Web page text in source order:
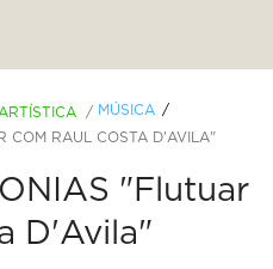
/ MÚSICA
COM RAUL COSTA D'AVILA"
"Flutuar
D'Avila"